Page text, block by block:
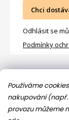
Používáme
nakupování (např.
provozu můžeme
Chci
Odhlásit se
Podmínky
Facebook